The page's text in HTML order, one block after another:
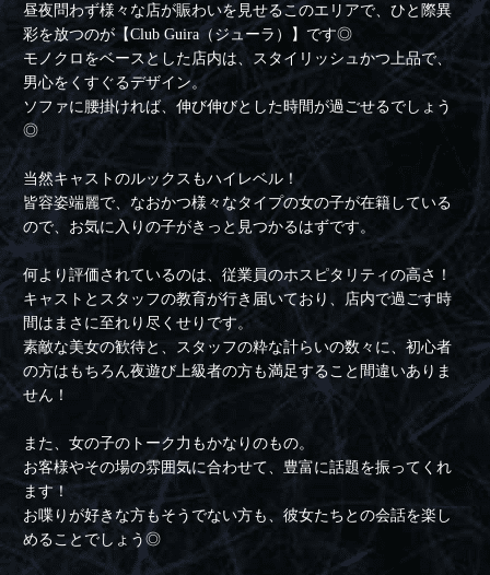
昼夜問わず様々な店が賑わいを見せるこのエリアで、ひと際異
彩を放つのが【Club Guira（ジューラ）】です◎
モノクロをベースとした店内は、スタイリッシュかつ上品で、
男心をくすぐるデザイン。
ソファに腰掛ければ、伸び伸びとした時間が過ごせるでしょう
◎
当然キャストのルックスもハイレベル！
皆容姿端麗で、なおかつ様々なタイプの女の子が在籍している
ので、お気に入りの子がきっと見つかるはずです。
何より評価されているのは、従業員のホスピタリティの高さ！
キャストとスタッフの教育が行き届いており、店内で過ごす時
間はまさに至れり尽くせりです。
素敵な美女の歓待と、スタッフの粋な計らいの数々に、初心者
の方はもちろん夜遊び上級者の方も満足すること間違いありま
せん！
また、女の子のトーク力もかなりのもの。
お客様やその場の雰囲気に合わせて、豊富に話題を振ってくれ
ます！
お喋りが好きな方もそうでない方も、彼女たちとの会話を楽し
めることでしょう◎